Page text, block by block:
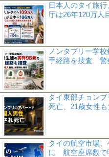
日本人のタイ旅
庁は26年120万人
ノンタブリー学
手経路を捜査 警
タイ東部チョン
死亡、21歳女性
タイの航空市場
に 航空座席数で